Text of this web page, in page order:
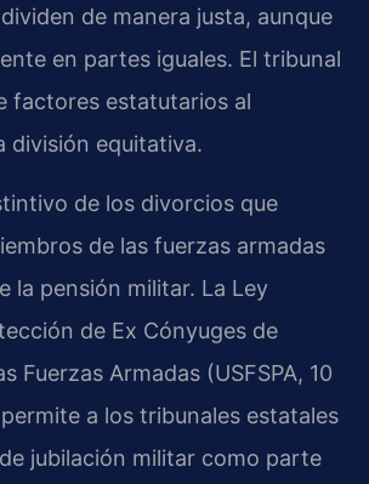
de manera justa, aunque
en partes iguales. El tribunal
factores estatutarios al
división equitativa.
de los divorcios que
de las fuerzas armadas
la pensión militar. La Ley
de Ex Cónyuges de
Fuerzas Armadas (USFSPA, 10
a los tribunales estatales
jubilación militar como parte